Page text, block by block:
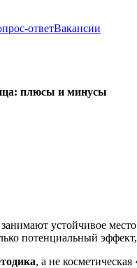
ответВакансии
плюсы и минусы
устойчивое
потенциальный
, а не